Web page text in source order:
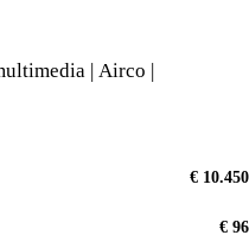
| Airco |
€ 10.450
€ 96